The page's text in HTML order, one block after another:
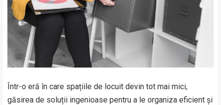
Într-o eră în care spațiile de locuit devin tot mai mici,
găsirea de soluții ingenioase pentru a le organiza eficient și